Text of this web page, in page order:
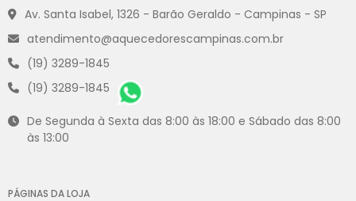
Av. Santa Isabel, 1326 - Barão Geraldo - Campinas - SP
atendimento@aquecedorescampinas.com.br
(19) 3289-1845
(19) 3289-1845
De Segunda à Sexta das 8:00 às 18:00 e Sábado das 8:00
às 13:00
PÁGINAS DA LOJA